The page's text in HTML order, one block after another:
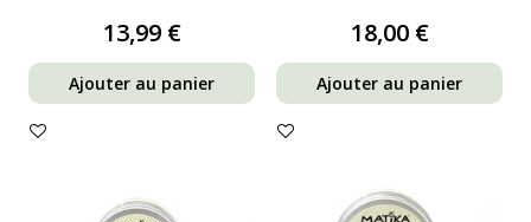
13,99 €
Ajouter au panier
blanc pour...
18,00 €
Ajouter au panier